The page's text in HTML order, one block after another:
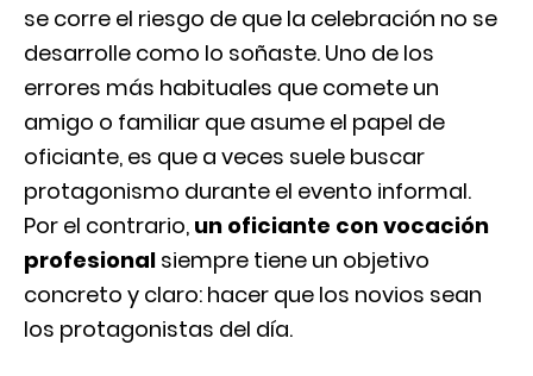
se corre el riesgo de que la celebración no se
desarrolle como lo soñaste. Uno de los
errores más habituales que comete un
amigo o familiar que asume el papel de
oficiante, es que a veces suele buscar
protagonismo durante el evento informal.
Por el contrario, un oficiante con vocación
profesional siempre tiene un objetivo
concreto y claro: hacer que los novios sean
los protagonistas del día.